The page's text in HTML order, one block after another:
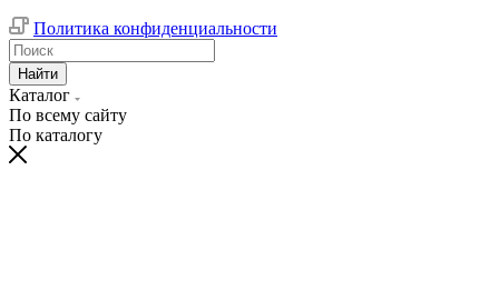
Политика конфиденциальности
Найти
Каталог
По всему сайту
По каталогу